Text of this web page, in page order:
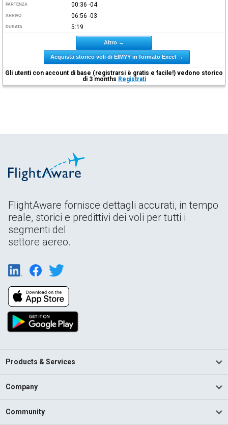
PARTENZA 00:36 -04
ARRIVO 06:56 -03
DURATA 5:19
Altro →
Acquista storico voli di EIMYY in formato Excel →
Gli utenti con account di base (registrarsi è gratis e facile!) vedono storico
di 3 months Registrati
FlightAware fornisce dettagli accurati, in tempo
reale, storici e predittivi dei voli per tutti i
segmenti del
settore aereo.
Products & Services
Company
Community